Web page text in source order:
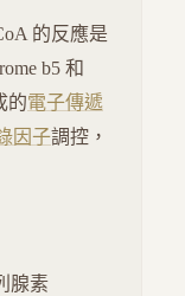
的反應是
b5 和
的電子傳遞
因子調控，
腺素